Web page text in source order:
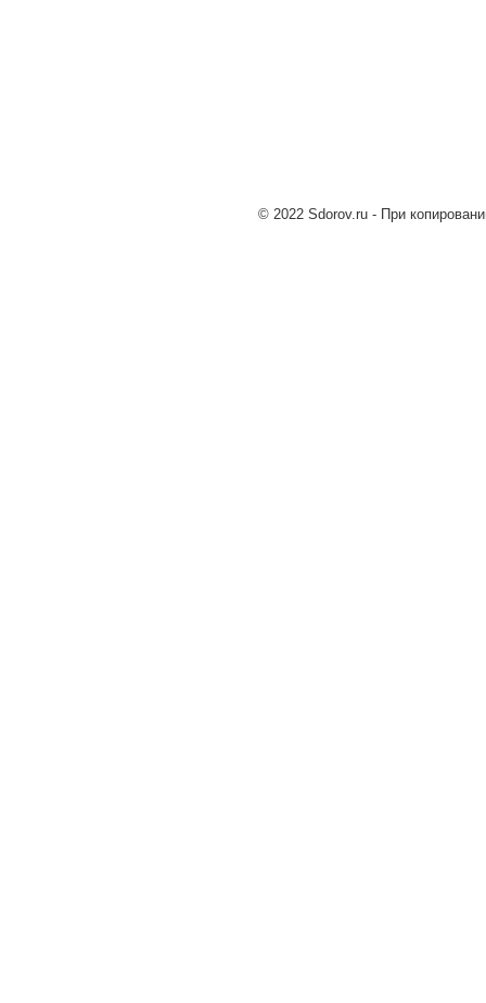
© 2022 Sdorov.ru - При